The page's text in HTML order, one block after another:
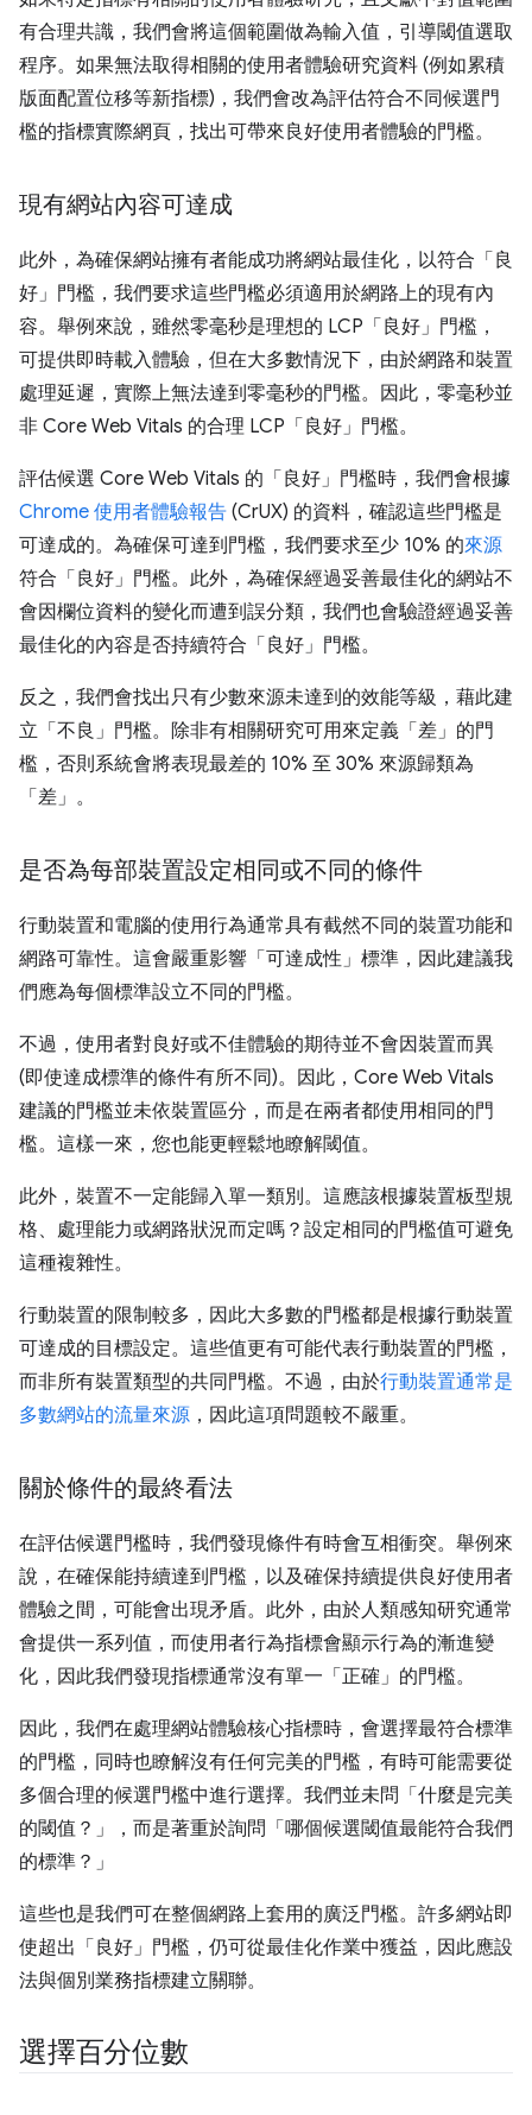
有合理共識，我們會將這個範圍做為輸入值，引導閾值選取
程序。如果無法取得相關的使用者體驗研究資料 (例如累積
版面配置位移等新指標)，我們會改為評估符合不同候選門
檻的指標實際網頁，找出可帶來良好使用者體驗的門檻。
現有網站內容可達成
此外，為確保網站擁有者能成功將網站最佳化，以符合「良
好」門檻，我們要求這些門檻必須適用於網路上的現有內
容。舉例來說，雖然零毫秒是理想的 LCP「良好」門檻，
可提供即時載入體驗，但在大多數情況下，由於網路和裝置
處理延遲，實際上無法達到零毫秒的門檻。因此，零毫秒並
非 Core Web Vitals 的合理 LCP「良好」門檻。
評估候選 Core Web Vitals 的「良好」門檻時，我們會根據
Chrome 使用者體驗報告 (CrUX) 的資料，確認這些門檻是
可達成的。為確保可達到門檻，我們要求至少 10% 的來源
符合「良好」門檻。此外，為確保經過妥善最佳化的網站不
會因欄位資料的變化而遭到誤分類，我們也會驗證經過妥善
最佳化的內容是否持續符合「良好」門檻。
反之，我們會找出只有少數來源未達到的效能等級，藉此建
立「不良」門檻。除非有相關研究可用來定義「差」的門
檻，否則系統會將表現最差的 10% 至 30% 來源歸類為
「差」。
是否為每部裝置設定相同或不同的條件
行動裝置和電腦的使用行為通常具有截然不同的裝置功能和
網路可靠性。這會嚴重影響「可達成性」標準，因此建議我
們應為每個標準設立不同的門檻。
不過，使用者對良好或不佳體驗的期待並不會因裝置而異
(即使達成標準的條件有所不同)。因此，Core Web Vitals
建議的門檻並未依裝置區分，而是在兩者都使用相同的門
檻。這樣一來，您也能更輕鬆地瞭解閾值。
此外，裝置不一定能歸入單一類別。這應該根據裝置板型規
格、處理能力或網路狀況而定嗎？設定相同的門檻值可避免
這種複雜性。
行動裝置的限制較多，因此大多數的門檻都是根據行動裝置
可達成的目標設定。這些值更有可能代表行動裝置的門檻，
而非所有裝置類型的共同門檻。不過，由於行動裝置通常是
多數網站的流量來源 ，因此這項問題較不嚴重。
關於條件的最終看法
在評估候選門檻時，我們發現條件有時會互相衝突。舉例來
說，在確保能持續達到門檻，以及確保持續提供良好使用者
體驗之間，可能會出現矛盾。此外，由於人類感知研究通常
會提供一系列值，而使用者行為指標會顯示行為的漸進變
化，因此我們發現指標通常沒有單一「正確」的門檻。
因此，我們在處理網站體驗核心指標時，會選擇最符合標準
的門檻，同時也瞭解沒有任何完美的門檻，有時可能需要從
多個合理的候選門檻中進行選擇。我們並未問「什麼是完美
的閾值？」，而是著重於詢問「哪個候選閾值最能符合我們
的標準？」
這些也是我們可在整個網路上套用的廣泛門檻。許多網站即
使超出「良好」門檻，仍可從最佳化作業中獲益，因此應設
法與個別業務指標建立關聯。
選擇百分位數